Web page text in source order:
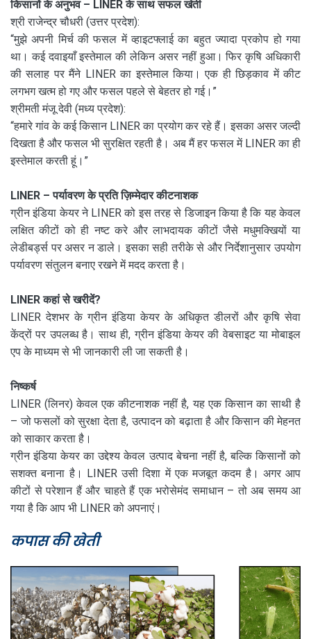
किसानों के अनुभव – LINER के साथ सफल खेती
श्री राजेन्द्र चौधरी (उत्तर प्रदेश):
“मुझे अपनी मिर्च की फसल में व्हाइटफ्लाई का बहुत ज्यादा प्रकोप हो गया
था। कई दवाइयाँ इस्तेमाल की लेकिन असर नहीं हुआ। फिर कृषि अधिकारी
की सलाह पर मैंने LINER का इस्तेमाल किया। एक ही छिड़काव में कीट
लगभग खत्म हो गए और फसल पहले से बेहतर हो गई।”
श्रीमती मंजू देवी (मध्य प्रदेश):
“हमारे गांव के कई किसान LINER का प्रयोग कर रहे हैं। इसका असर जल्दी
दिखता है और फसल भी सुरक्षित रहती है। अब मैं हर फसल में LINER का ही
इस्तेमाल करती हूं।”
LINER – पर्यावरण के प्रति ज़िम्मेदार कीटनाशक
ग्रीन इंडिया केयर ने LINER को इस तरह से डिजाइन किया है कि यह केवल
लक्षित कीटों को ही नष्ट करे और लाभदायक कीटों जैसे मधुमक्खियों या
लेडीबर्ड्स पर असर न डाले। इसका सही तरीके से और निर्देशानुसार उपयोग
पर्यावरण संतुलन बनाए रखने में मदद करता है।
LINER कहां से खरीदें?
LINER देशभर के ग्रीन इंडिया केयर के अधिकृत डीलरों और कृषि सेवा
केंद्रों पर उपलब्ध है। साथ ही, ग्रीन इंडिया केयर की वेबसाइट या मोबाइल
एप के माध्यम से भी जानकारी ली जा सकती है।
निष्कर्ष
LINER (लिनर) केवल एक कीटनाशक नहीं है, यह एक किसान का साथी है
– जो फसलों को सुरक्षा देता है, उत्पादन को बढ़ाता है और किसान की मेहनत
को साकार करता है।
ग्रीन इंडिया केयर का उद्देश्य केवल उत्पाद बेचना नहीं है, बल्कि किसानों को
सशक्त बनाना है। LINER उसी दिशा में एक मजबूत कदम है। अगर आप
कीटों से परेशान हैं और चाहते हैं एक भरोसेमंद समाधान – तो अब समय आ
गया है कि आप भी LINER को अपनाएं।
कपास की खेती